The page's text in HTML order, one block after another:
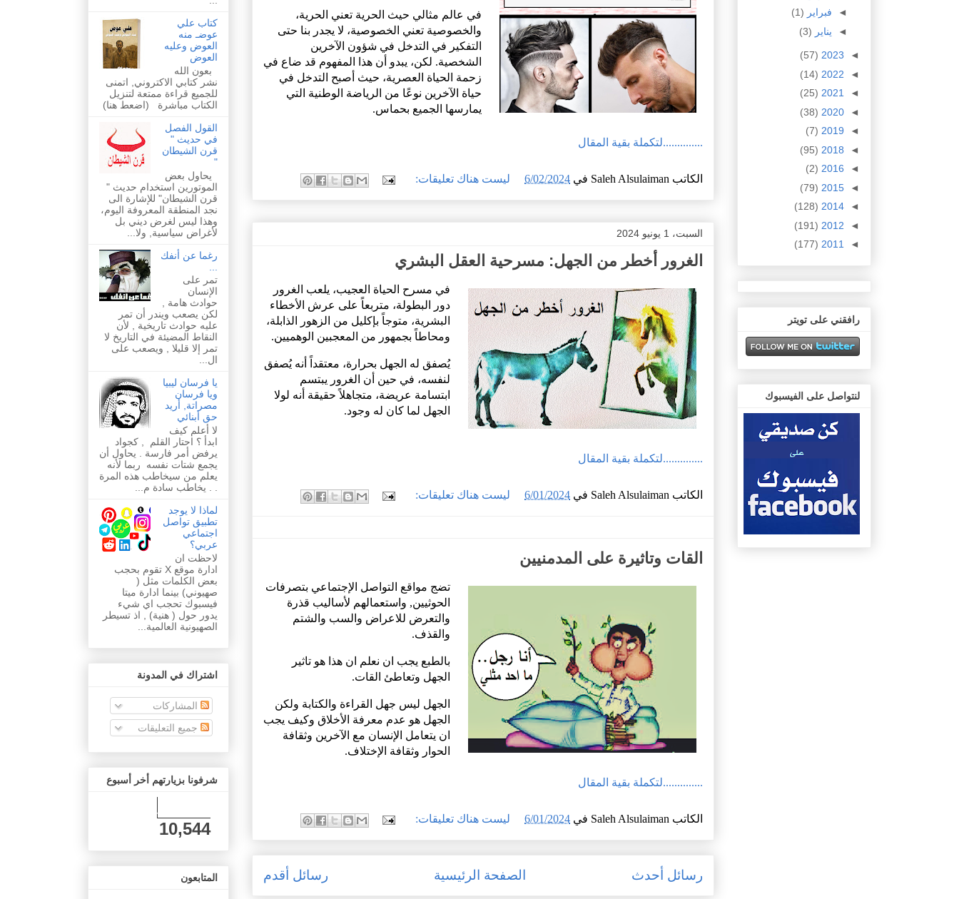
في عالم مثالي حيث الحرية تعني الحرية،
والخصوصية تعني الخصوصية، لا يجدر بنا حتى
التفكير في التدخل في شؤون الآخرين
الشخصية. لكن، يبدو أن هذا المفهوم قد ضاع في
زحمة الحياة العصرية، حيث أصبح التدخل في
حياة الآخرين نوعًا من الرياضة الوطنية التي
يمارسها الجميع بحماس.
..............لتكملة بقية المقال
الكاتب Saleh Alsulaiman في 6/02/2024 ليست هناك تعليقات:
السبت، 1 يونيو 2024
الغرور أخطر من الجهل: مسرحية العقل البشري
في مسرح الحياة العجيب، يلعب الغرور
دور البطولة، متربعاً على عرش الأخطاء
البشرية، متوجاً بإكليل من الزهور الذابلة،
ومحاطاً بجمهور من المعجبين الوهميين.
يُصفق له الجهل بحرارة، معتقداً أنه يُصفق
لنفسه، في حين أن الغرور يبتسم
ابتسامة عريضة، متجاهلاً حقيقة أنه لولا
الجهل لما كان له وجود.
..............لتكملة بقية المقال
الكاتب Saleh Alsulaiman في 6/01/2024 ليست هناك تعليقات:
القات وتاثيرة على المدمنيين
تضج مواقع التواصل الإجتماعي بتصرفات
الحوثيين, واستعمالهم لأساليب قذرة
والتعرض للاعراض والسب والشتم
والقذف.
بالطبع يجب ان نعلم ان هذا هو تاثير
الجهل وتعاطئ القات.
الجهل ليس جهل القراءة والكتابة ولكن
الجهل هو عدم معرفة الأخلاق وكيف يجب
ان يتعامل الإنسان مع الآخرين وثقافة
الحوار وثقافة الإختلاف.
..............لتكملة بقية المقال
الكاتب Saleh Alsulaiman في 6/01/2024 ليست هناك تعليقات:
رسائل أحدث رسائل أقدم الصفحة الرئيسية
كتاب علي
عوضـ منه
العوض وعليه
العوض
بعون الله
نشر كتابي الاكتروني, اتمنى
للجميع قراءة ممتعة لتنزيل
الكتاب مباشرة (اضعط هنا)
القول الفصل
في حديث "
قرن الشيطان
"
يحاول بعض
الموتورين استخدام حديث "
قرن الشيطان" للإشارة الى
نجد المنطقة المعروفة اليوم،
وهذا ليس لغرض ديني بل
لأغراض سياسية, ولا...
رغما عن أنفك
تمر على
الإنسان
حوادث هامة ,
لكن يصعب ويندر أن تمر
عليه حوادث تاريخية , لأن
النقاط المضيئة في التاريخ لا
تمر إلا قليلا , ويصعب على
ال...
يا فرسان ليبيا
ويا فرسان
مصراتة, أريد
حق أبنائي
لا أعلم كيف
ابدأ ؟ احتار القلم , كجواد
يرفض أمر فارسة . يحاول أن
يجمع شتات نفسه ربما لأنه
يعلم من سيخاطب هذه المرة
. . يخاطب سادة م...
لماذا لا يوجد
تطبيق تواصل
اجتماعي
عربي؟
لاحظت ان
ادارة موقع X تقوم بحجب
بعض الكلمات مثل (
صهيوني) بينما ادارة ميتا
فيسبوك تحجب اي شيء
يدور حول ( هنية) , اذ تسيطر
الصهيونية العالمية...
اشتراك في المدونة
المشاركات
جميع التعليقات
شرفونا بزيارتهم أخر أسبوع
10,544
المتابعون
◄ فبراير (1)
◄ يناير (3)
◄
2023
(57)
◄
2022
(14)
◄
2021
(25)
◄
2020
(38)
◄
2019
(7)
◄
2018
(95)
◄
2016
(2)
◄
2015
(79)
◄
2014
(128)
◄
2012
(191)
◄
2011
(177)
رافقني على تويتر
لنتواصل على الفيسبوك